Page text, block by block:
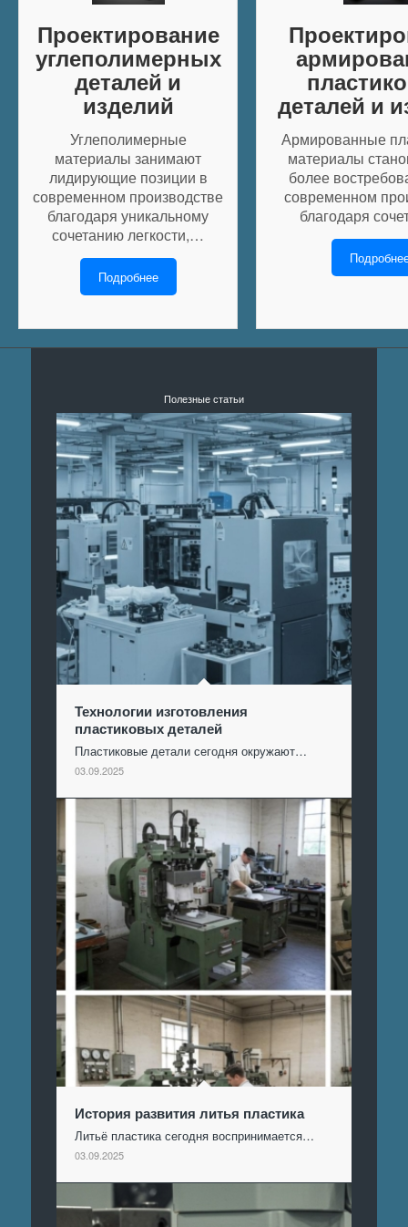
Проектирование
углеполимерных
деталей и
изделий
Углеполимерные
материалы занимают
лидирующие позиции в
современном производстве
благодаря уникальному
сочетанию легкости,…
Подробнее
деталей и
Армированные
материалы
более
современном
благодаря
Полезные статьи
Технологии изготовления
пластиковых деталей
Пластиковые детали сегодня окружают…
03.09.2025
История развития литья пластика
Литьё пластика сегодня воспринимается…
03.09.2025